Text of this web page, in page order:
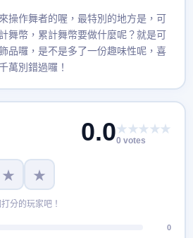
操作舞者的喔，最特別的地方是，可
舞幣，累計舞幣要做什麼呢？就是可
品囉，是不是多了一份趣味性呢，喜
萬別錯過囉！
0.0★★★★★
0 votes
★ ★
分的玩家吧！
0